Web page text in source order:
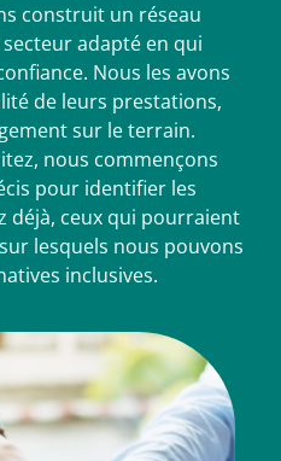
construit un réseau
adapté en qui
Nous les avons
de leurs prestations,
sur le terrain.
nous commençons
pour identifier les
déjà, ceux qui pourraient
lesquels nous pouvons
inclusives.